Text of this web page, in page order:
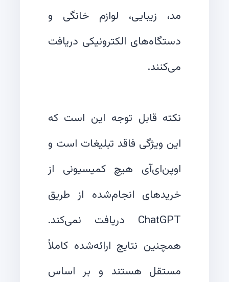
مد، زیبایی، لوازم خانگی و
دستگاه‌های الکترونیکی دریافت
نکته قابل توجه این است که
این ویژگی فاقد تبلیغات است و
اوپن‌ای‌آی هیچ کمیسیونی از
خریدهای انجام‌شده از طریق
ChatGPT دریافت نمی‌کند.
همچنین نتایج ارائه‌شده کاملاً
مستقل هستند و بر اساس